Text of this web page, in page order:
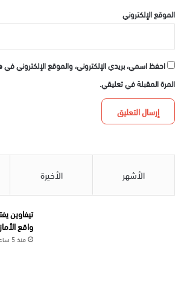
الموقع الإلكتروني
احفظ اسمي، بريدي الإلكتروني، والموقع الإلكتروني
المرة المقبلة في تعليقي.
الأشهر الأخيرة
تيفاوين
واقع
منذ 5 ساعات